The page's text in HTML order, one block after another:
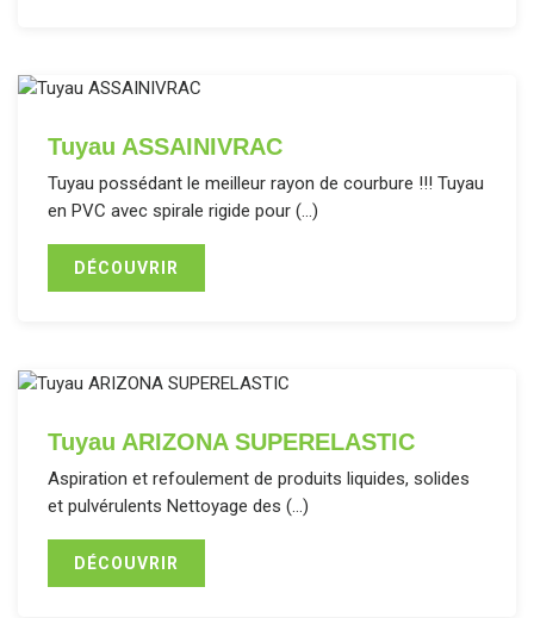
Tuyau ASSAINIVRAC
Tuyau possédant le meilleur rayon de courbure !!! Tuyau
en PVC avec spirale rigide pour (…)
DÉCOUVRIR
Tuyau ARIZONA SUPERELASTIC
Aspiration et refoulement de produits liquides, solides
et pulvérulents Nettoyage des (…)
DÉCOUVRIR